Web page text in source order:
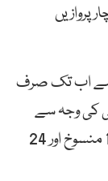
کوئٹہ کی چار پروازیں
سے اب تک صرف
کی وجہ سے
گزشتہ روز 400 پروازیں متاثر ہوئیں جبکہ 130 منسوخ اور 24